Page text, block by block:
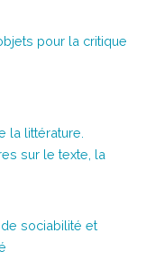
pour la critique
la littérature.
sur le texte, la
sociabilité et